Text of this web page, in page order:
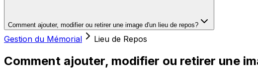
Comment ajouter, modifier ou retirer une image d'un lieu de repos?
Gestion du Mémorial Lieu de Repos
Comment ajouter, modifier ou retirer une